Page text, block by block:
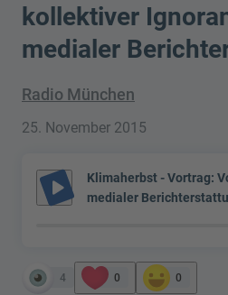
kollektiver
medialer
Radio München
25. November 2015
play_arrow
Klimaherbst - Vortrag:
medialer
4 0 0